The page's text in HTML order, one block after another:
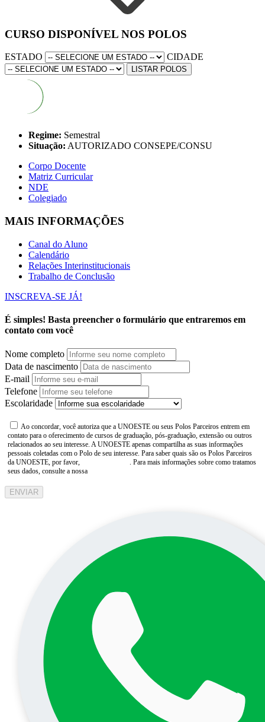
CURSO DISPONÍVEL NOS POLOS
ESTADO CIDADE
LISTAR POLOS
Regime: Semestral
Situação: AUTORIZADO CONSEPE/CONSU
Corpo Docente
Matriz Curricular
NDE
Colegiado
MAIS INFORMAÇÕES
Canal do Aluno
Calendário
Relações Interinstitucionais
Trabalho de Conclusão
INSCREVA-SE JÁ!
É simples! Basta preencher o formulário que entraremos em
contato com você
Nome completo
Data de nascimento
E-mail
Telefone
Escolaridade
Ao concordar, você autoriza que a UNOESTE ou seus Polos Parceiros entrem em
contato para o oferecimento de cursos de graduação, pós-graduação, extensão ou outros
relacionados ao seu interesse. A UNOESTE apenas compartilha as suas informações
pessoais coletadas com o Polo de seu interesse. Para saber quais são os Polos Parceiros
da UNOESTE, por favor,
. Para mais informações sobre como tratamos
seus dados, consulte a nossa
ENVIAR